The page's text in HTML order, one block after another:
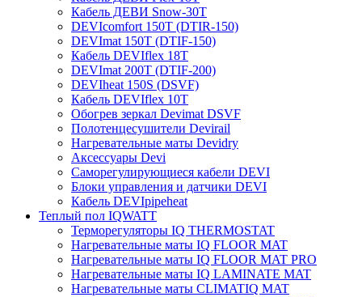
Кабель ДЕВИ Snow-30T
DEVIcomfort 150T (DTIR-150)
DEVImat 150T (DTIF-150)
Кабель DEVIflex 18T
DEVImat 200T (DTIF-200)
DEVIheat 150S (DSVF)
Кабель DEVIflex 10T
Обогрев зеркал Devimat DSVF
Полотенцесушители Devirail
Нагревательные маты Devidry
Аксессуары Devi
Саморегулирующиеся кабели DEVI
Блоки управления и датчики DEVI
Кабель DEVIpipeheat
Теплый пол IQWATT
Терморегуляторы IQ THERMOSTAT
Нагревательные маты IQ FLOOR MAT
Нагревательные маты IQ FLOOR MAT PRO
Нагревательные маты IQ LAMINATE MAT
Нагревательные маты CLIMATIQ MAT